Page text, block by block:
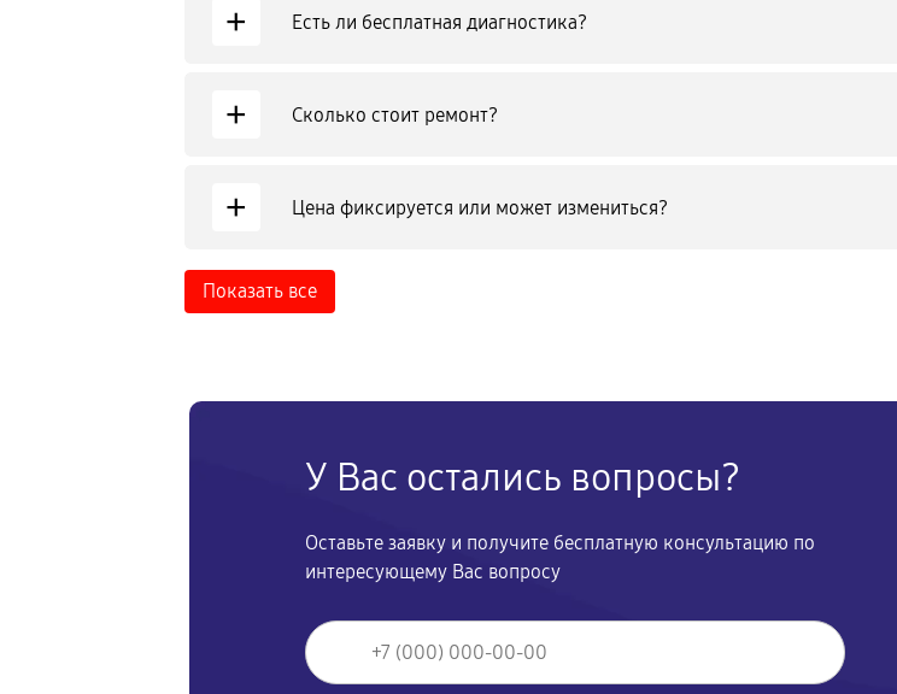
+ Есть ли бесплатная диагностика?
+ Сколько стоит ремонт?
+ Цена фиксируется или может измениться?
Показать все
У Вас остались вопросы?
Оставьте заявку и получите бесплатную консультацию по
интересующему Вас вопросу